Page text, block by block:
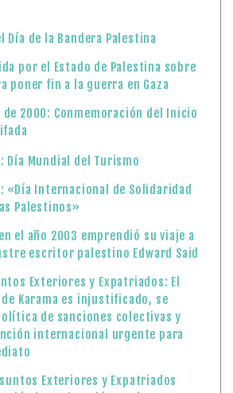
Día de la Bandera Palestina
por el Estado de Palestina sobre
poner fin a la guerra en Gaza
2000: Conmemoración del Inicio
Día Mundial del Turismo
«Día Internacional de Solidaridad
Palestinos»
el año 2003 emprendió su viaje a
escritor palestino Edward Said
Exteriores y Expatriados: El
Karama es injustificado, se
de sanciones colectivas y
internacional urgente para
Exteriores y Expatriados